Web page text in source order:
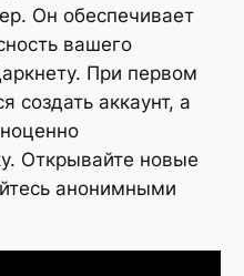
Он обеспечивает
вашего
При первом
создать аккаунт, а
Открывайте новые
анонимными